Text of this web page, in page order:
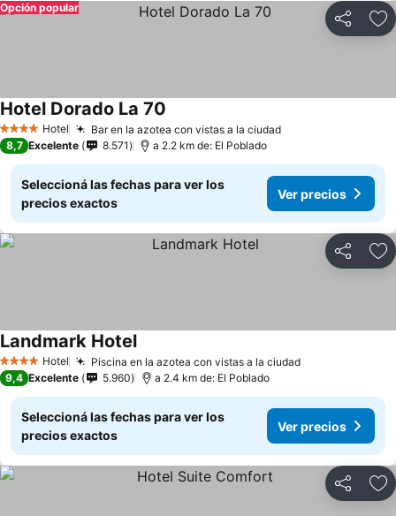
Compartir
Opción popular
4 EstrellasHotel Bar en la azotea con vistas a la ciudad
Hotel Dorado La 70
8,7 Excelente 8.571 a 2.2 km de: El Poblado
Seleccioná las fechas para ver los
precios exactos
Ver precios
Compartir
4 EstrellasHotel Piscina en la azotea con vistas a la ciudad
Landmark Hotel
9,4 Excelente 5.960 a 2.4 km de: El Poblado
Seleccioná las fechas para ver los
precios exactos
Ver precios
Compartir